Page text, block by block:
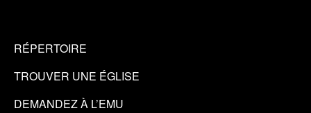
RÉPERTOIRE
TROUVER UNE ÉGLISE
DEMANDEZ À L’EMU